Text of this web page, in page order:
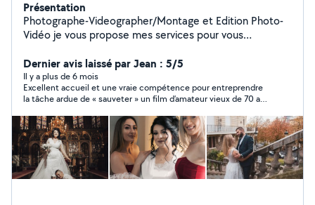
Présentation
Photographe-Videographer/Montage et Edition Photo-
Vidéo je vous propose mes services pour vous
baptêmes , fêtes , st valentin , reunion , pièce de
théâtre , naissances. - PHOTO SOUVENIR, impression
immédiate des photos prises au cours d'une soirée -
Prise de Vues ILLIMITEES livrées sur stick USB + Online -
Photos Corrigées (Adobe Photoshop) - Photobooks -
Video FullHD/4K - Montage video (Adobe Premiere Pro)
Devis personnalisé.
Dernier avis laissé par Jean : 5/5
Il y a plus de 6 mois
Excellent accueil et une vraie compétence pour entreprendre
la tâche ardue de « sauveter » un film d’amateur vieux de 70 ans